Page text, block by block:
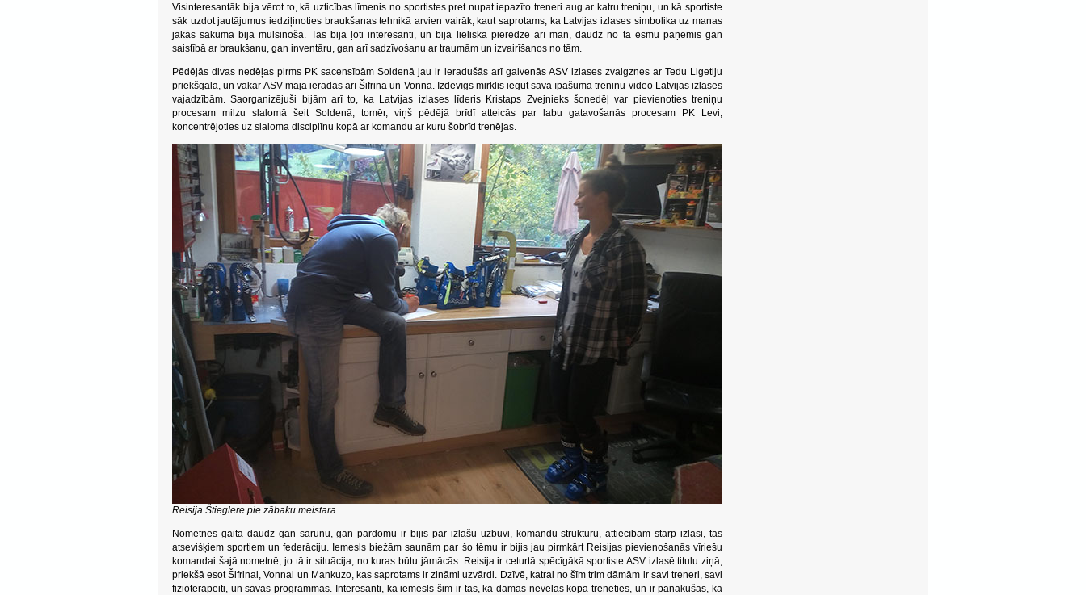
Visinteresantāk bija vērot to, kā uzticības līmenis no sportistes pret nupat iepazīto treneri aug ar katru treniņu, un kā sportiste
sāk uzdot jautājumus iedziļinoties braukšanas tehnikā arvien vairāk, kaut saprotams, ka Latvijas izlases simbolika uz manas
jakas sākumā bija mulsinoša. Tas bija ļoti interesanti, un bija lieliska pieredze arī man, daudz no tā esmu paņēmis gan
saistībā ar braukšanu, gan inventāru, gan arī sadzīvošanu ar traumām un izvairīšanos no tām.
Pēdējās divas nedēļas pirms PK sacensībām Soldenā jau ir ieradušās arī galvenās ASV izlases zvaigznes ar Tedu Ligetiju
priekšgalā, un vakar ASV mājā ieradās arī Šifrina un Vonna. Izdevīgs mirklis iegūt savā īpašumā treniņu video Latvijas izlases
vajadzībām. Saorganizējuši bijām arī to, ka Latvijas izlases līderis Kristaps Zvejnieks šonedēļ var pievienoties treniņu
procesam milzu slalomā šeit Soldenā, tomēr, viņš pēdējā brīdī atteicās par labu gatavošanās procesam PK Levi,
koncentrējoties uz slaloma disciplīnu kopā ar komandu ar kuru šobrīd trenējas.
Reisija Štieglere pie zābaku meistara
Nometnes gaitā daudz gan sarunu, gan pārdomu ir bijis par izlašu uzbūvi, komandu struktūru, attiecībām starp izlasi, tās
atsevišķiem sportiem un federāciju. Iemesls biežām saunām par šo tēmu ir bijis jau pirmkārt Reisijas pievienošanās vīriešu
komandai šajā nometnē, jo tā ir situācija, no kuras būtu jāmācās. Reisija ir ceturtā spēcīgākā sportiste ASV izlasē titulu ziņā,
priekšā esot Šifrinai, Vonnai un Mankuzo, kas saprotams ir zināmi uzvārdi. Dzīvē, katrai no šīm trim dāmām ir savi treneri, savi
fizioterapeiti, un savas programmas. Interesanti, ka iemesls šim ir tas, ka dāmas nevēlas kopā trenēties, un ir panākušas, ka